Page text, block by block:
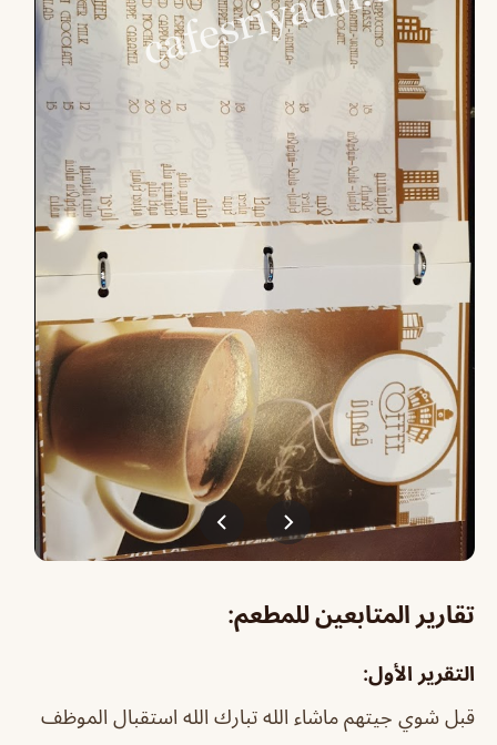
تقارير المتابعين للمطعم:
التقرير الأول:
قبل شوي جيتهم ماشاء الله تبارك الله استقبال الموظف